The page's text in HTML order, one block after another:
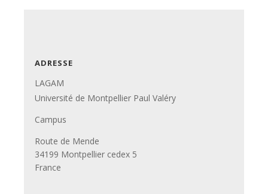
ADRESSE
LAGAM
Université de Montpellier Paul Valéry
Campus
Route de Mende
34199 Montpellier cedex 5
France